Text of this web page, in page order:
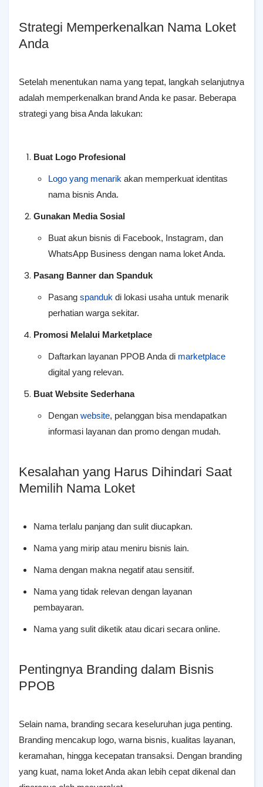
Strategi Memperkenalkan Nama Loket
Anda
Setelah menentukan nama yang tepat, langkah selanjutnya
adalah memperkenalkan brand Anda ke pasar. Beberapa
strategi yang bisa Anda lakukan:
Buat Logo Profesional
Logo yang menarik akan memperkuat identitas
nama bisnis Anda.
Gunakan Media Sosial
Buat akun bisnis di Facebook, Instagram, dan
WhatsApp Business dengan nama loket Anda.
Pasang Banner dan Spanduk
Pasang spanduk di lokasi usaha untuk menarik
perhatian warga sekitar.
Promosi Melalui Marketplace
Daftarkan layanan PPOB Anda di marketplace
digital yang relevan.
Buat Website Sederhana
Dengan website, pelanggan bisa mendapatkan
informasi layanan dan promo dengan mudah.
Kesalahan yang Harus Dihindari Saat
Memilih Nama Loket
Nama terlalu panjang dan sulit diucapkan.
Nama yang mirip atau meniru bisnis lain.
Nama dengan makna negatif atau sensitif.
Nama yang tidak relevan dengan layanan
pembayaran.
Nama yang sulit diketik atau dicari secara online.
Pentingnya Branding dalam Bisnis
PPOB
Selain nama, branding secara keseluruhan juga penting.
Branding mencakup logo, warna bisnis, kualitas layanan,
keramahan, hingga kecepatan transaksi. Dengan branding
yang kuat, nama loket Anda akan lebih cepat dikenal dan